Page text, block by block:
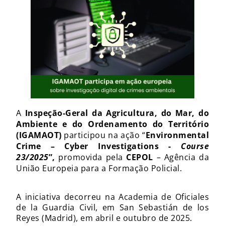
A Inspeção-Geral da Agricultura, do Mar, do
Ambiente e do Ordenamento do Território
(IGAMAOT) participou na ação “Environmental
Crime – Cyber Investigations - Course
23/2025”, promovida pela CEPOL – Agência da
União Europeia para a Formação Policial.
A iniciativa decorreu na Academia de Oficiales
de la Guardia Civil, em San Sebastián de los
Reyes (Madrid), em abril e outubro de 2025.